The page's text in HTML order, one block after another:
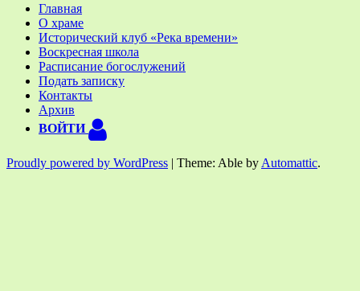
Главная
О храме
Исторический клуб «Река времени»
Воскресная школа
Расписание богослужений
Подать записку
Контакты
Архив
ВОЙТИ
Proudly powered by WordPress | Theme: Able by Automattic.